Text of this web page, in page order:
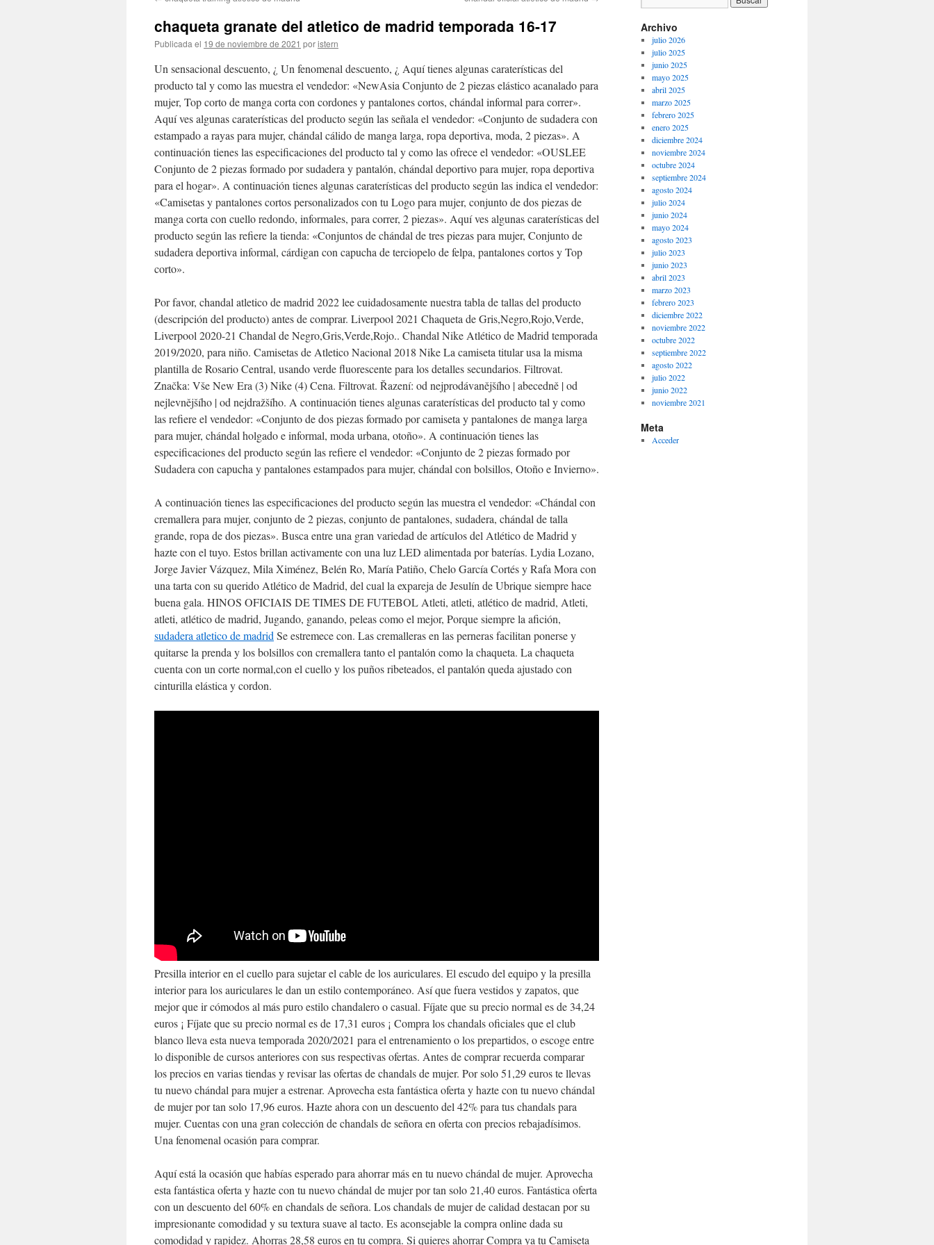
contenido
chaqueta granate del atletico de madrid temporada 16-17
Publicada el 19 de noviembre de 2021 poristern
Un sensacional descuento, ¿ Un fenomenal descuento, ¿ Aquí tienes algunas caraterísticas del
producto tal y como las muestra el vendedor: «NewAsia Conjunto de 2 piezas elástico acanalado para
mujer, Top corto de manga corta con cordones y pantalones cortos, chándal informal para correr».
Aquí ves algunas caraterísticas del producto según las señala el vendedor: «Conjunto de sudadera con
estampado a rayas para mujer, chándal cálido de manga larga, ropa deportiva, moda, 2 piezas». A
continuación tienes las especificaciones del producto tal y como las ofrece el vendedor: «OUSLEE
Conjunto de 2 piezas formado por sudadera y pantalón, chándal deportivo para mujer, ropa deportiva
para el hogar». A continuación tienes algunas caraterísticas del producto según las indica el vendedor:
«Camisetas y pantalones cortos personalizados con tu Logo para mujer, conjunto de dos piezas de
manga corta con cuello redondo, informales, para correr, 2 piezas». Aquí ves algunas caraterísticas del
producto según las refiere la tienda: «Conjuntos de chándal de tres piezas para mujer, Conjunto de
sudadera deportiva informal, cárdigan con capucha de terciopelo de felpa, pantalones cortos y Top
corto».
Por favor, chandal atletico de madrid 2022 lee cuidadosamente nuestra tabla de tallas del producto
(descripción del producto) antes de comprar. Liverpool 2021 Chaqueta de Gris,Negro,Rojo,Verde,
Liverpool 2020-21 Chandal de Negro,Gris,Verde,Rojo.. Chandal Nike Atlético de Madrid temporada
2019/2020, para niño. Camisetas de Atletico Nacional 2018 Nike La camiseta titular usa la misma
plantilla de Rosario Central, usando verde fluorescente para los detalles secundarios. Filtrovat.
Značka: Vše New Era (3) Nike (4) Cena. Filtrovat. Řazení: od nejprodávanějšího | abecedně | od
nejlevnějšího | od nejdražšího. A continuación tienes algunas caraterísticas del producto tal y como
las refiere el vendedor: «Conjunto de dos piezas formado por camiseta y pantalones de manga larga
para mujer, chándal holgado e informal, moda urbana, otoño». A continuación tienes las
especificaciones del producto según las refiere el vendedor: «Conjunto de 2 piezas formado por
Sudadera con capucha y pantalones estampados para mujer, chándal con bolsillos, Otoño e Invierno».
A continuación tienes las especificaciones del producto según las muestra el vendedor: «Chándal con
cremallera para mujer, conjunto de 2 piezas, conjunto de pantalones, sudadera, chándal de talla
grande, ropa de dos piezas». Busca entre una gran variedad de artículos del Atlético de Madrid y
hazte con el tuyo. Estos brillan activamente con una luz LED alimentada por baterías. Lydia Lozano,
Jorge Javier Vázquez, Mila Ximénez, Belén Ro, María Patiño, Chelo García Cortés y Rafa Mora con
una tarta con su querido Atlético de Madrid, del cual la expareja de Jesulín de Ubrique siempre hace
buena gala. HINOS OFICIAIS DE TIMES DE FUTEBOL Atleti, atleti, atlético de madrid, Atleti,
atleti, atlético de madrid, Jugando, ganando, peleas como el mejor, Porque siempre la afición,
sudadera atletico de madrid Se estremece con. Las cremalleras en las perneras facilitan ponerse y
quitarse la prenda y los bolsillos con cremallera tanto el pantalón como la chaqueta. La chaqueta
cuenta con un corte normal,con el cuello y los puños ribeteados, el pantalón queda ajustado con
cinturilla elástica y cordon.
Presilla interior en el cuello para sujetar el cable de los auriculares. El escudo del equipo y la presilla
interior para los auriculares le dan un estilo contemporáneo. Así que fuera vestidos y zapatos, que
mejor que ir cómodos al más puro estilo chandalero o casual. Fíjate que su precio normal es de 34,24
euros ¡ Fíjate que su precio normal es de 17,31 euros ¡ Compra los chandals oficiales que el club
blanco lleva esta nueva temporada 2020/2021 para el entrenamiento o los prepartidos, o escoge entre
lo disponible de cursos anteriores con sus respectivas ofertas. Antes de comprar recuerda comparar
los precios en varias tiendas y revisar las ofertas de chandals de mujer. Por solo 51,29 euros te llevas
tu nuevo chándal para mujer a estrenar. Aprovecha esta fantástica oferta y hazte con tu nuevo chándal
de mujer por tan solo 17,96 euros. Hazte ahora con un descuento del 42% para tus chandals para
mujer. Cuentas con una gran colección de chandals de señora en oferta con precios rebajadísimos.
Una fenomenal ocasión para comprar.
Aquí está la ocasión que habías esperado para ahorrar más en tu nuevo chándal de mujer. Aprovecha
esta fantástica oferta y hazte con tu nuevo chándal de mujer por tan solo 21,40 euros. Fantástica oferta
con un descuento del 60% en chandals de señora. Los chandals de mujer de calidad destacan por su
impresionante comodidad y su textura suave al tacto. Es aconsejable la compra online dada su
comodidad y rapidez. Ahorras 28,58 euros en tu compra. Si quieres ahorrar Compra ya tu Camiseta
Archivo
julio 2026
julio 2025
junio 2025
mayo 2025
abril 2025
marzo 2025
febrero 2025
enero 2025
diciembre 2024
noviembre 2024
octubre 2024
septiembre 2024
agosto 2024
julio 2024
junio 2024
mayo 2024
agosto 2023
julio 2023
junio 2023
abril 2023
marzo 2023
febrero 2023
diciembre 2022
noviembre 2022
octubre 2022
septiembre 2022
agosto 2022
julio 2022
junio 2022
noviembre 2021
Meta
Acceder